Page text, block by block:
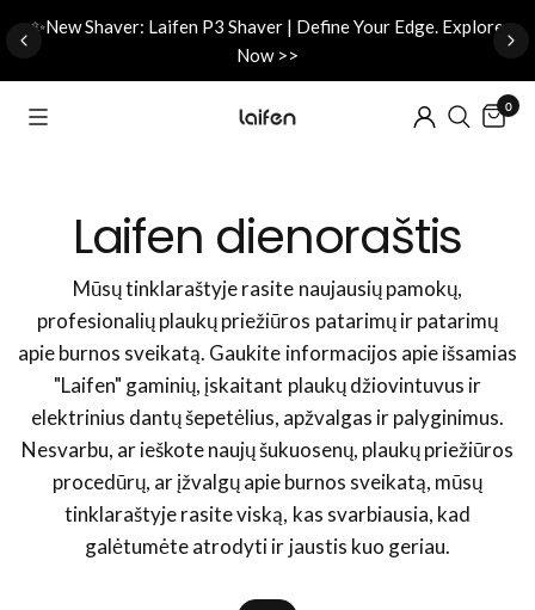
✨New Shaver: Laifen P3 Shaver | Define Your Edge. Explore
Now >>
0
Laifen dienoraštis
Mūsų tinklaraštyje rasite naujausių pamokų,
profesionalių plaukų priežiūros patarimų ir patarimų
apie burnos sveikatą. Gaukite informacijos apie išsamias
"Laifen" gaminių, įskaitant plaukų džiovintuvus ir
elektrinius dantų šepetėlius, apžvalgas ir palyginimus.
Nesvarbu, ar ieškote naujų šukuosenų, plaukų priežiūros
procedūrų, ar įžvalgų apie burnos sveikatą, mūsų
tinklaraštyje rasite viską, kas svarbiausia, kad
galėtumėte atrodyti ir jaustis kuo geriau.